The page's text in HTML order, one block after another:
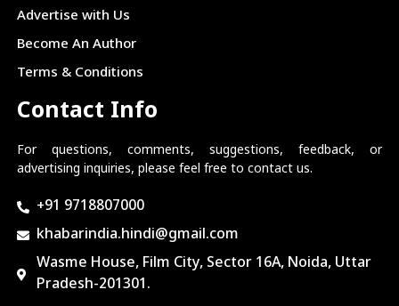
Advertise with Us
Become An Author
Terms & Conditions
Contact Info
For questions, comments, suggestions, feedback, or
advertising inquiries, please feel free to contact us.
+91 9718807000
khabarindia.hindi@gmail.com
Wasme House, Film City, Sector 16A, Noida, Uttar
Pradesh-201301.